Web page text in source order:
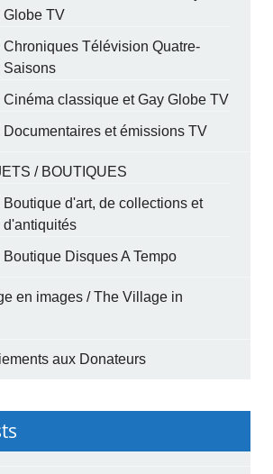
Globe TV
Chroniques Télévision Quatre-
Saisons
Cinéma classique et Gay Globe TV
Documentaires et émissions TV
/ BOUTIQUES
Boutique d'art, de collections et
d'antiquités
Boutique Disques A Tempo
en images / The Village in
aux Donateurs